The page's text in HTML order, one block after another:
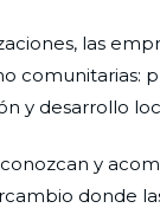
las
comunitarias:
y desarrollo
y
donde